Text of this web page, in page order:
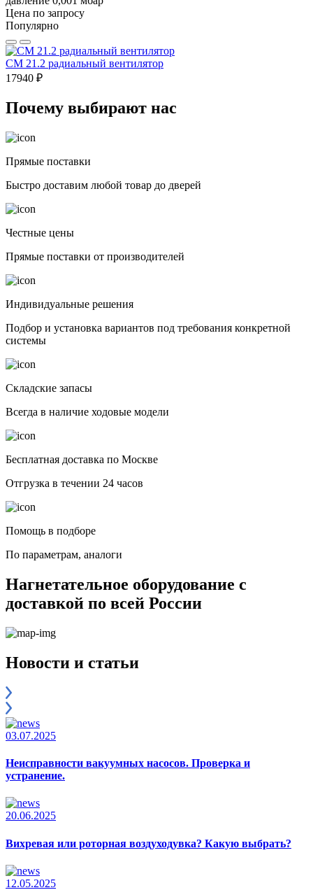
Цена по запросу
Популярно
CM 21.2 радиальный вентилятор
17940 ₽
Почему выбирают нас
Прямые поставки
Быстро доставим любой товар до дверей
Честные цены
Прямые поставки от производителей
Индивидуальные решения
Подбор и установка вариантов под требования конкретной
системы
Складские запасы
Всегда в наличие ходовые модели
Бесплатная доставка по Москве
Отгрузка в течении 24 часов
Помощь в подборе
По параметрам, аналоги
Нагнетательное оборудование с
доставкой по всей России
Новости и статьи
03.07.2025
Неисправности вакуумных насосов. Проверка и
устранение.
20.06.2025
Вихревая или роторная воздуходувка? Какую выбрать?
12.05.2025